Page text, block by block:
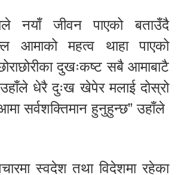
नयाँ जीवन पाएको बताउँदै
आमाको महत्व थाहा पाएको
दुखःकष्ट सबै आमाबाटै
धेरै दुःख खेपेर मलाई दोस्रो
सर्वशक्तिमान हुनुहुन्छ” उहाँले
स्वदेश तथा विदेशमा रहेका